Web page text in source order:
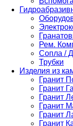
Рем.
Сопла /
Трубки
Изделия из
Гранит
Гранит
Гранит
Гранит
Гранит
Гранит